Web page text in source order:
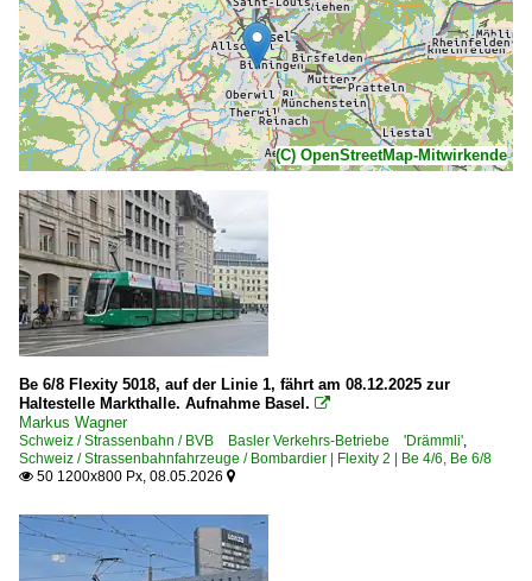
(C) OpenStreetMap-Mitwirkende
Be 6/8 Flexity 5018, auf der Linie 1, fährt am 08.12.2025 zur
Haltestelle Markthalle. Aufnahme Basel. 
Markus Wagner
Schweiz / Strassenbahn / BVB Basler Verkehrs-Betriebe 'Drämmli',
Schweiz / Strassenbahnfahrzeuge / Bombardier | Flexity 2 | Be 4/6, Be 6/8
 50 1200x800 Px, 08.05.2026 